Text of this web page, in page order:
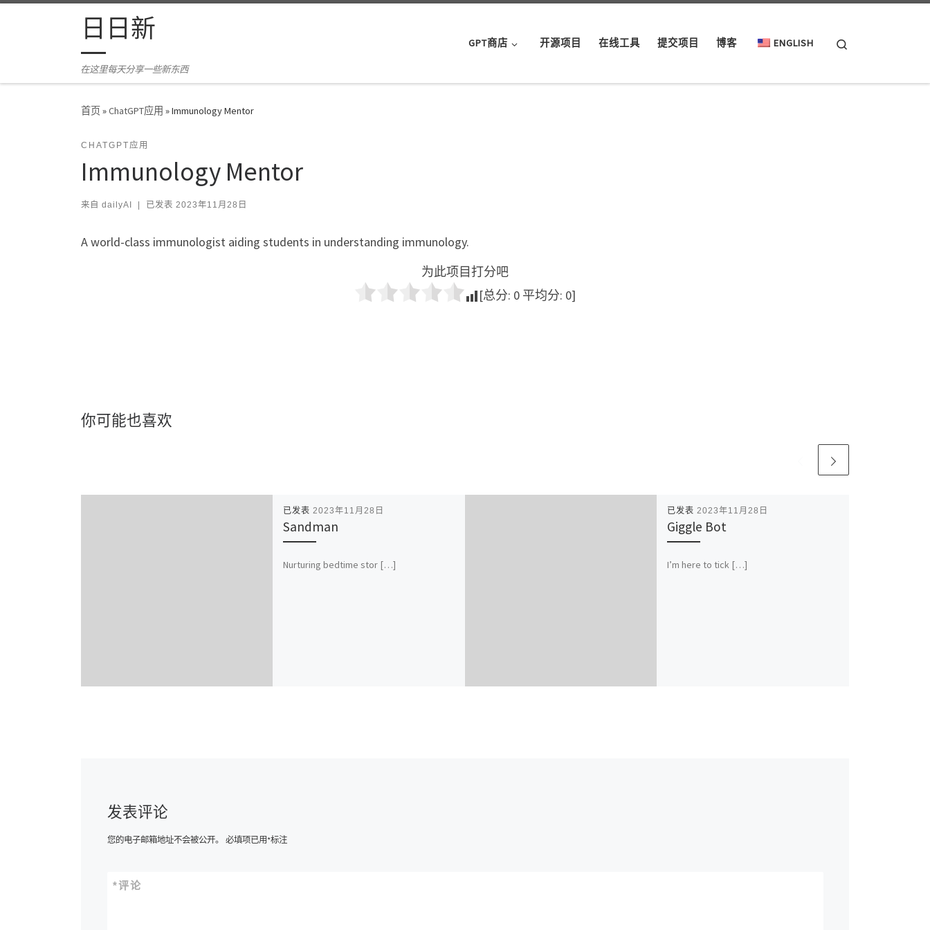
Skip to content日日新
在这里每天分享一些新东西
GPT商店 开源项目 在线工具 提交项目 博客 ENGLISH
首页»ChatGPT应用 »Immunology Mentor
CHATGPT应用
Immunology Mentor
来自 dailyAI 已发表 2023年11月28日
A world-class immunologist aiding students in understanding immunology.
为此项目打分吧
[总分: 0 平均分: 0]
你可能也喜欢
已发表 2023年11月28日
Sandman
Nurturing bedtime stor […]
已发表 2023年11月28日
Giggle Bot
I’m here to tick […]
发表评论
您的电子邮箱地址不会被公开。 必填项已用*标注
评论
*